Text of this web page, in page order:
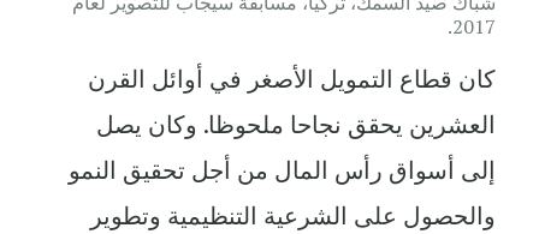
2017.
كان قطاع التمويل الأصغر في أوائل القرن
العشرين يحقق نجاحا ملحوظا. وكان يصل
إلى أسواق رأس المال من أجل تحقيق النمو
والحصول على الشرعية التنظيمية وتطوير